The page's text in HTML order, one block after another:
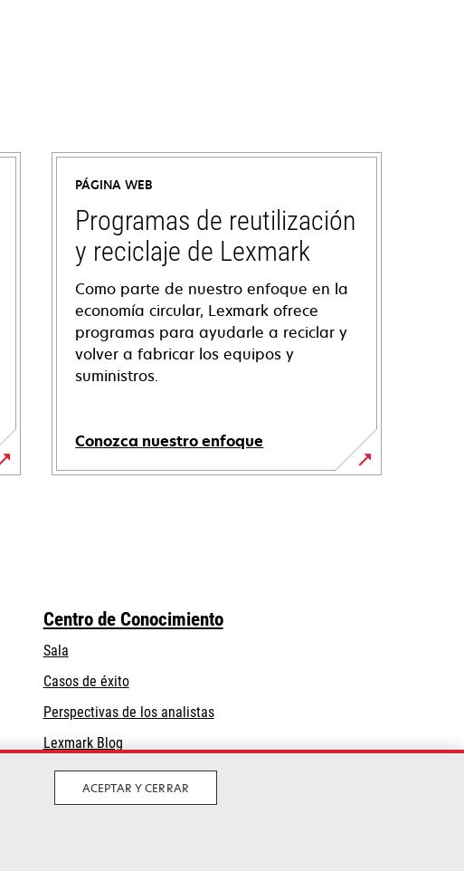
PÁGINA WEB
Programas de reutilización
y reciclaje de Lexmark
Como parte de nuestro enfoque en la
economía circular, Lexmark ofrece
programas para ayudarle a reciclar y
volver a fabricar los equipos y
suministros.
Conozca nuestro enfoque
Centro de Conocimiento
Sala
Casos de éxito
Perspectivas de los analistas
Lexmark Blog
ACEPTAR Y CERRAR